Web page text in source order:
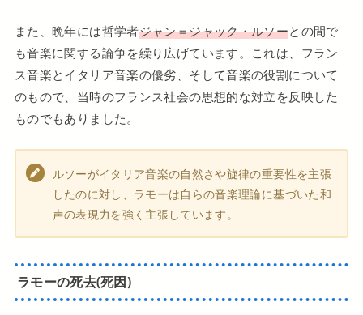
また、晩年には哲学者ジャン＝ジャック・ルソーとの間で
も音楽に関する論争を繰り広げています。これは、フラン
ス音楽とイタリア音楽の優劣、そして音楽の役割について
のもので、当時のフランス社会の思想的な対立を反映した
ものでもありました。
ルソーがイタリア音楽の自然さや旋律の重要性を主張
したのに対し、ラモーは自らの音楽理論に基づいた和
声の表現力を強く主張しています。
ラモーの死去(死因)